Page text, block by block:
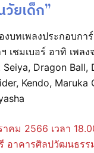
ยเด็ก”
งบทเพลงประกอบก
เชมเบอร์ อาทิ เพลง
Seiya, Dragon Ball,
Kendo, Maruka
คม 2566 เวลา
อาคารศิลปวัฒนธร